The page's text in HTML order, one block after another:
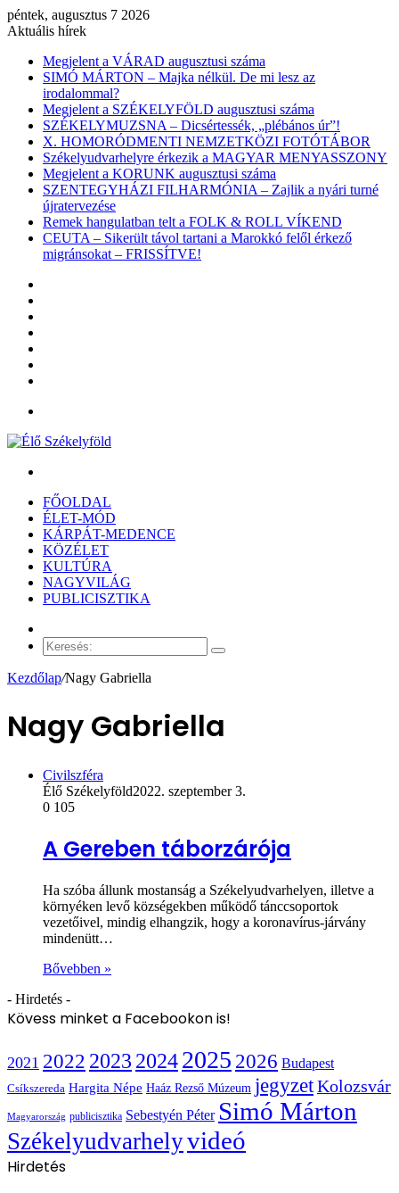
péntek, augusztus 7 2026
Aktuális hírek
Megjelent a VÁRAD augusztusi száma
SIMÓ MÁRTON – Majka nélkül. De mi lesz az
irodalommal?
Megjelent a SZÉKELYFÖLD augusztusi száma
SZÉKELYMUZSNA – Dicsértessék, „plébános úr”!
X. HOMORÓDMENTI NEMZETKÖZI FOTÓTÁBOR
Székelyudvarhelyre érkezik a MAGYAR MENYASSZONY
Megjelent a KORUNK augusztusi száma
SZENTEGYHÁZI FILHARMÓNIA – Zajlik a nyári turné
újratervezése
Remek hangulatban telt a FOLK & ROLL VÍKEND
CEUTA – Sikerült távol tartani a Marokkó felől érkező
migránsokat – FRISSÍTVE!
FŐOLDAL
ÉLET-MÓD
KÁRPÁT-MEDENCE
KÖZÉLET
KULTÚRA
NAGYVILÁG
PUBLICISZTIKA
cikk
Keresés:
Kezdőlap/Nagy Gabriella
Nagy Gabriella
Civilszféra
Élő Székelyföld2022. szeptember 3.
0 105
A Gereben táborzárója
Ha szóba állunk mostanság a Székelyudvarhelyen, illetve a
környéken levő községekben működő tánccsoportok
vezetőivel, mindig elhangzik, hogy a koronavírus-járvány
mindenütt…
Bővebben »
- Hirdetés -
Kövess minket a Facebookon is!
2021 2022 2023 20242025 2026 Budapest
Csíkszereda Hargita Népe Haáz Rezső Múzeum jegyzetKolozsvár
Magyarország publicisztika Sebestyén Péter Simó Márton
Székelyudvarhelyvideó
Hirdetés